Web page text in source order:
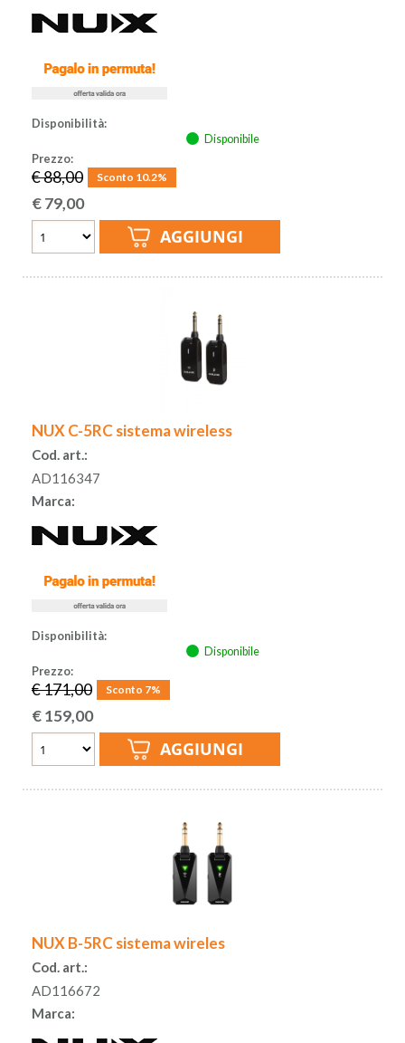
Disponibilità:
Disponibile
Prezzo:
€ 88,00 Sconto 10.2%
€79,00
NUX C-5RC sistema wireless
Cod. art.:
AD116347
Marca:
Disponibilità:
Disponibile
Prezzo:
€ 171,00 Sconto 7%
€159,00
NUX B-5RC sistema wireles
Cod. art.:
AD116672
Marca: